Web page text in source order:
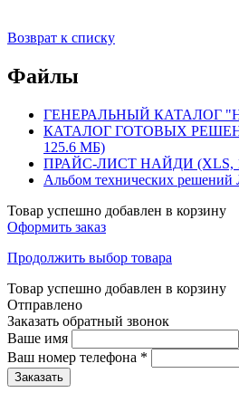
Возврат к списку
Файлы
ГЕНЕРАЛЬНЫЙ КАТАЛОГ
КАТАЛОГ ГОТОВЫХ
125.6 МБ)
ПРАЙС-ЛИСТ НАЙДИ (XLS,
Альбом технических
Товар успешно добавлен в корзину
Оформить заказ
Продолжить выбор товара
Товар успешно добавлен в корзину
Отправлено
Заказать обратный звонок
Ваше имя
Ваш номер телефона *